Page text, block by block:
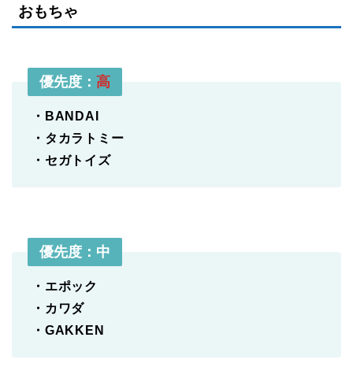
おもちゃ
優先度： 高
・BANDAI
・タカラトミー
・セガトイズ
優先度： 中
・エポック
・カワダ
・GAKKEN